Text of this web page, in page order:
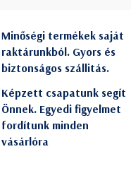
Minőségi termékek saját
raktárunkból. Gyors és
biztonságos szállitás.
Képzett csapatunk segít
Önnek. Egyedi figyelmet
fordítunk minden
vásárlóra